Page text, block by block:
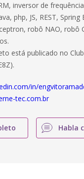
inversor de
php, JS, REST, Spring
robô NAO, robô
está publicado no
in/
tec.com.br
Habla